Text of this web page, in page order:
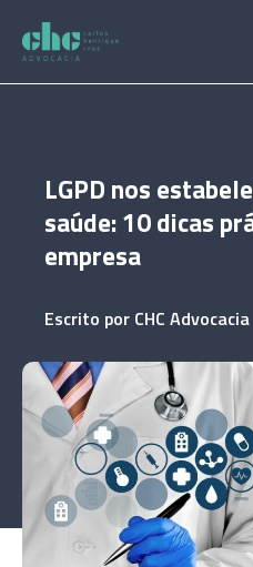
para
conteúdo
LGPD nos
saúde: 10 dicas
empresa
Escrito por CHC Advocacia